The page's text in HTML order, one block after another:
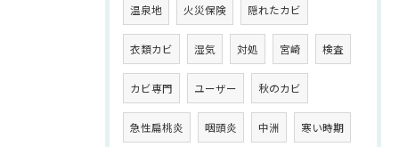
温泉地 火災保険 隠れたカビ
衣類カビ 湿気 対処 宮崎 検査
カビ専門 ユーザー 秋のカビ
急性扁桃炎 咽頭炎 中洲 寒い時期